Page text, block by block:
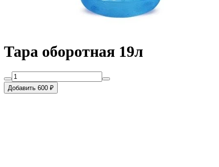
Тара оборотная 19л
Добавить 600 ₽